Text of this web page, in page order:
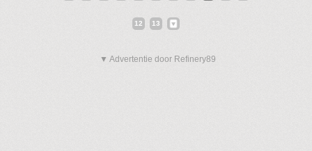
12 13
▼ Advertentie door Refinery89